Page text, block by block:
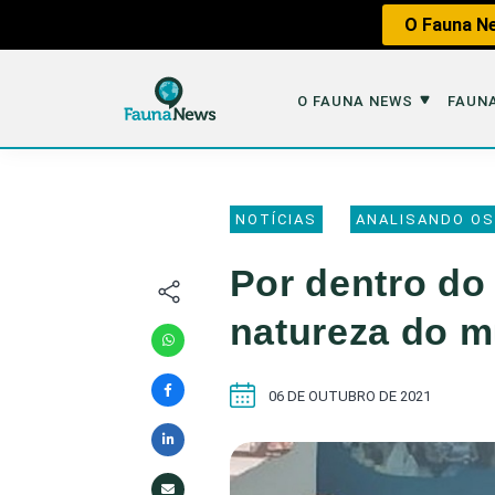
O Fauna
O FAUNA NEWS
O Fauna News
Equipe
Parceiros
Republique
Contato/Mídia Kit
Fauna em
Caça
Impactos
NOTÍCIAS ANALISANDO
Por dentro
natureza do
06 DE OUTUBRO DE 2021